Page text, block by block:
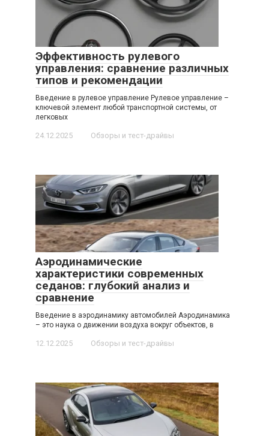
Эффективность рулевого
управления: сравнение различных
типов и рекомендации
Введение в рулевое управление Рулевое управление –
ключевой элемент любой транспортной системы, от
легковых
24.12.2025 Обзоры и тест-драйвы
Аэродинамические
характеристики современных
седанов: глубокий анализ и
сравнение
Введение в аэродинамику автомобилей Аэродинамика
– это наука о движении воздуха вокруг объектов, в
12.12.2025 Обзоры и тест-драйвы